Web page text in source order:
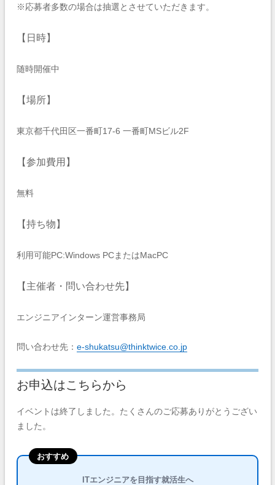
※応募者多数の場合は抽選とさせていただきます。
【日時】
随時開催中
【場所】
東京都千代田区一番町17-6 一番町MSビル2F
【参加費用】
無料
【持ち物】
利用可能PC:Windows PCまたはMacPC
【主催者・問い合わせ先】
エンジニアインターン運営事務局
問い合わせ先： e-shukatsu@thinktwice.co.jp
お申込はこちらから
イベントは終了しました。たくさんのご応募ありがとうござい
ました。
おすすめ
ITエンジニアを目指す就活生へ